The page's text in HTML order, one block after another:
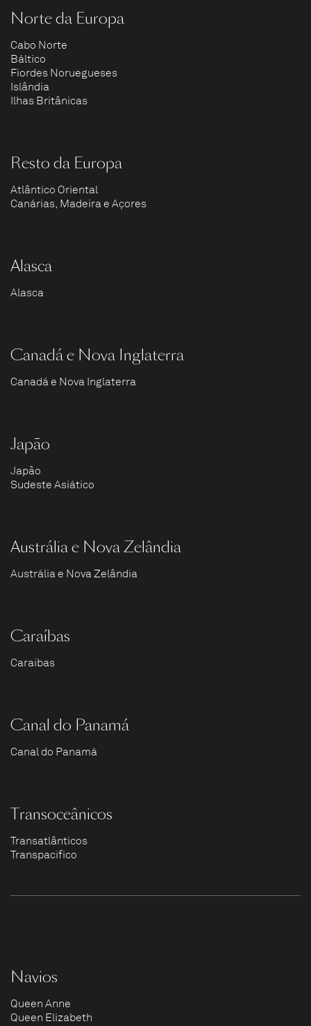
Norte da Europa
Cabo Norte
Báltico
Fiordes Noruegueses
Islândia
Ilhas Britânicas
Resto da Europa
Atlântico Oriental
Canárias, Madeira e Açores
Alasca
Alasca
Canadá e Nova Inglaterra
Canadá e Nova Inglaterra
Japão
Japão
Sudeste Asiático
Austrália e Nova Zelândia
Austrália e Nova Zelândia
Caraíbas
Caraíbas
Canal do Panamá
Canal do Panamá
Transoceânicos
Transatlânticos
Transpacífico
Navios
Queen Anne
Queen Elizabeth